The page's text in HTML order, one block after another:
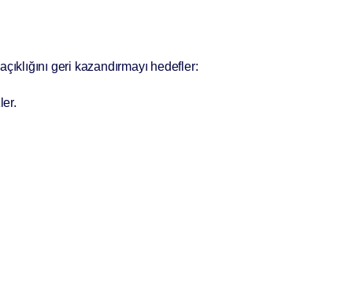
geri kazandırmayı hedefler: